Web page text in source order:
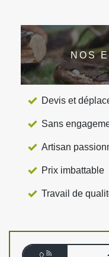
NOS
Devis et
Sans
Artisan
Prix imbattable
Travail de